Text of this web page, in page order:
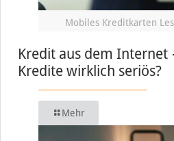
Mobiles Kreditkarten
Kredit aus dem Internet
Kredite wirklich seriös?
Mehr